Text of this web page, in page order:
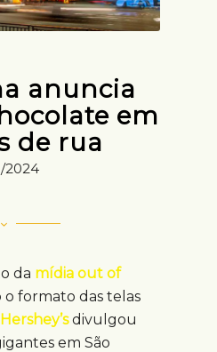
anuncia
em
de rua
2024
da mídia out of
formato das telas
Hershey’sdivulgou
em São